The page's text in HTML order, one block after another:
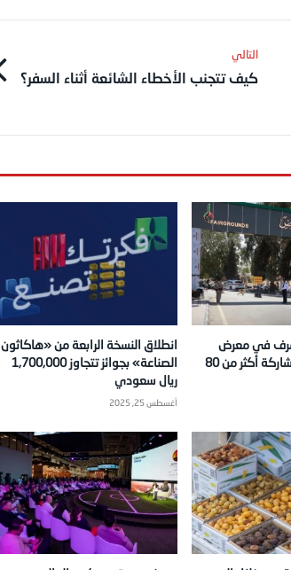
‎التالي
كيف تتجنب الأخطاء الشائعة أثناء السفر؟
في معرض
دمشق الدولي بمشاركة أكثر من 80
انطلاق النسخة الرابعة من «هاكاثون
الصناعة» بجوائز تتجاوز 1,700,000
ريال سعودي
أغسطس 25, 2025